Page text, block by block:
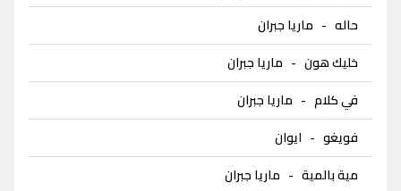
حاله - ماريا جبران
خليك هون - ماريا جبران
في كلام - ماريا جبران
فويغو - ايوان
مية بالمية - ماريا جبران